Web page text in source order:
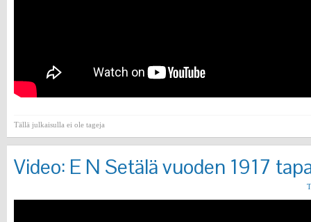
Tällä julkaisulla ei ole tageja
Video: E N Setälä vuoden 1917